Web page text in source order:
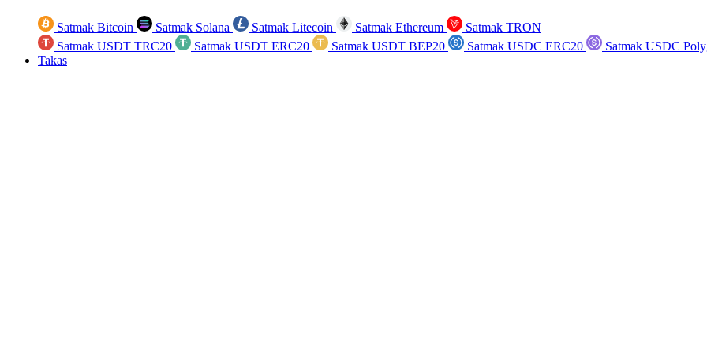
Satmak Bitcoin Satmak Solana Satmak Litecoin Satmak Ethereum
Satmak TRON
Satmak USDT TRC20
Satmak USDT ERC20 Satmak USDT BEP20 Satmak USDC ERC20
Satmak USDC
Takas